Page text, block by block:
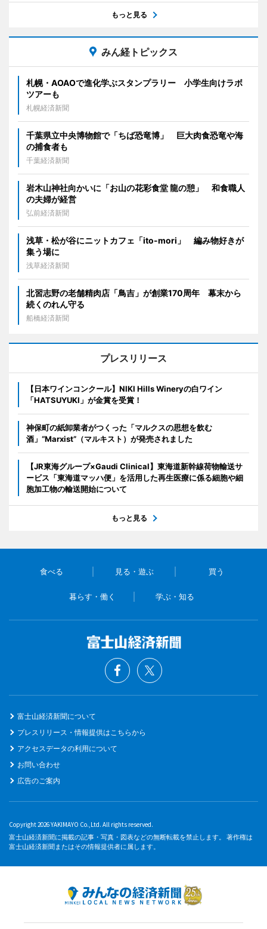
もっと見る
みん経トピックス
札幌・AOAOで進化学ぶスタンプラリー 小学生向けラボ
ツアーも
札幌経済新聞
千葉県立中央博物館で「ちば恐竜博」 巨大肉食恐竜や海
の捕食者も
千葉経済新聞
岩木山神社向かいに「お山の花彩食堂 龍の憩」 和食職人
の夫婦が経営
弘前経済新聞
浅草・松が谷にニットカフェ「ito-mori」 編み物好きが
集う場に
浅草経済新聞
北習志野の老舗精肉店「鳥吉」が創業170周年 幕末から
続くのれん守る
船橋経済新聞
プレスリリース
【日本ワインコンクール】NIKI Hills Wineryの白ワイン
「HATSUYUKI」が金賞を受賞！
神保町の紙卸業者がつくった「マルクスの思想を飲む
酒」“Marxist”（マルキスト）が発売されました
【JR東海グループ×Gaudi Clinical】東海道新幹線荷物輸送サ
ービス「東海道マッハ便」を活用した再生医療に係る細胞や細
胞加工物の輸送開始について
もっと見る
食べる 見る・遊ぶ 買う
暮らす・働く 学ぶ・知る
富士山経済新聞について
プレスリリース・情報提供はこちらから
アクセスデータの利用について
お問い合わせ
広告のご案内
Copyright 2026 YAKIMAYO Co.,Ltd. All rights reserved.
富士山経済新聞に掲載の記事・写真・図表などの無断転載を禁止します。 著作権は
富士山経済新聞またはその情報提供者に属します。